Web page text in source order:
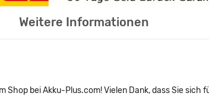
Weitere Informationen
Shop bei Akku-Plus.com! Vielen Dank, dass Sie